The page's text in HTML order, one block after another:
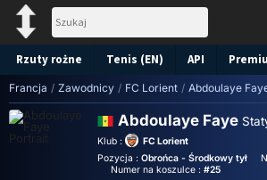
Rzuty rożne Tenis (EN) API
Francja / Zawodnicy / FC Lorient / Abdoulaye
Abdoulaye Faye
Klub :
FC Lorient
Pozycja : Obrońca - Środkowy tył
Numer na koszulce :#25